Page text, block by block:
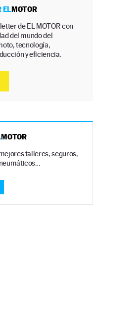
ELMOTOR
de EL MOTOR con
del mundo del
tecnología,
y eficiencia.
MOTOR
talleres, seguros,